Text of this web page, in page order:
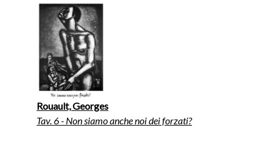
Rouault, Georges
Tav. 6 - Non siamo anche noi dei forzati?